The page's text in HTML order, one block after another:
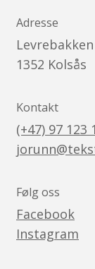
Adresse
1352 Kolsås
Kontakt
(+47) 97 123
Følg oss
Facebook
Instagram